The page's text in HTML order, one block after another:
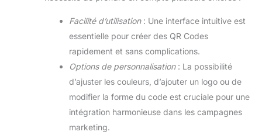
Facilité d’utilisation: Une interface intuitive est
essentielle pour créer des QR Codes
rapidement et sans complications.
Options de personnalisation: La possibilité
d’ajuster les couleurs, d’ajouter un logo ou de
modifier la forme du code est cruciale pour une
intégration harmonieuse dans les campagnes
marketing.